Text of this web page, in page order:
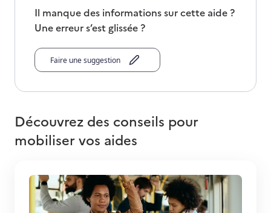
Il manque des informations sur cette aide ?
Une erreur s’est glissée ?
Faire une suggestion
Découvrez des conseils pour
mobiliser vos aides